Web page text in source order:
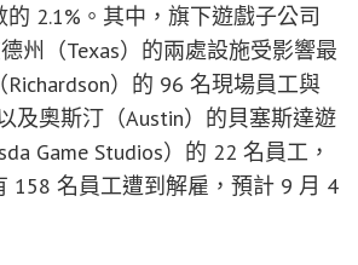
2.1%。其中，旗下遊戲子公司
州（Texas）的兩處設施受影響最
）的 96 名現場員工與
及奧斯汀（Austin）的貝塞斯達遊
Game Studios）的 22 名員工，
158 名員工遭到解雇，預計 9 月 4